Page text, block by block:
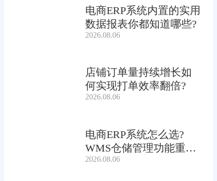
电商ERP系统内置的实用
数据报表你都知道哪些?
2026.08.06
店铺订单量持续增长如
何实现打单效率翻倍?
2026.08.06
电商ERP系统怎么选?
WMS仓储管理功能重要
吗?
2026.08.06